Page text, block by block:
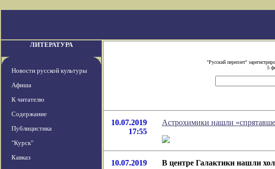
ЛИТЕРАТУРА
Новости русской культуры
Афиша
К читателю
Содержание
Публицистика
"Курск"
Кавказ
"Русский переплет"
5
10.07.2019
17:55
Астрохимики нашли
10.07.2019
В центре Галактики нашли